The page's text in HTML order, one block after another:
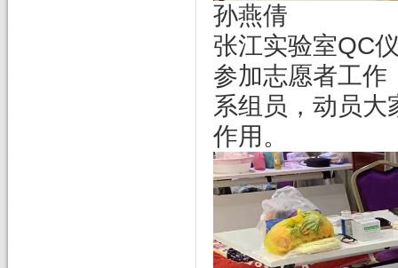
孙燕倩
张江实验室QC
参加志愿者工作
系组员，动员大
作用。